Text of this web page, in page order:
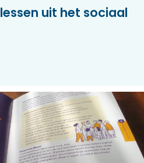
uit het sociaal